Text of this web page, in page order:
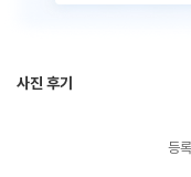
사진 후기
등